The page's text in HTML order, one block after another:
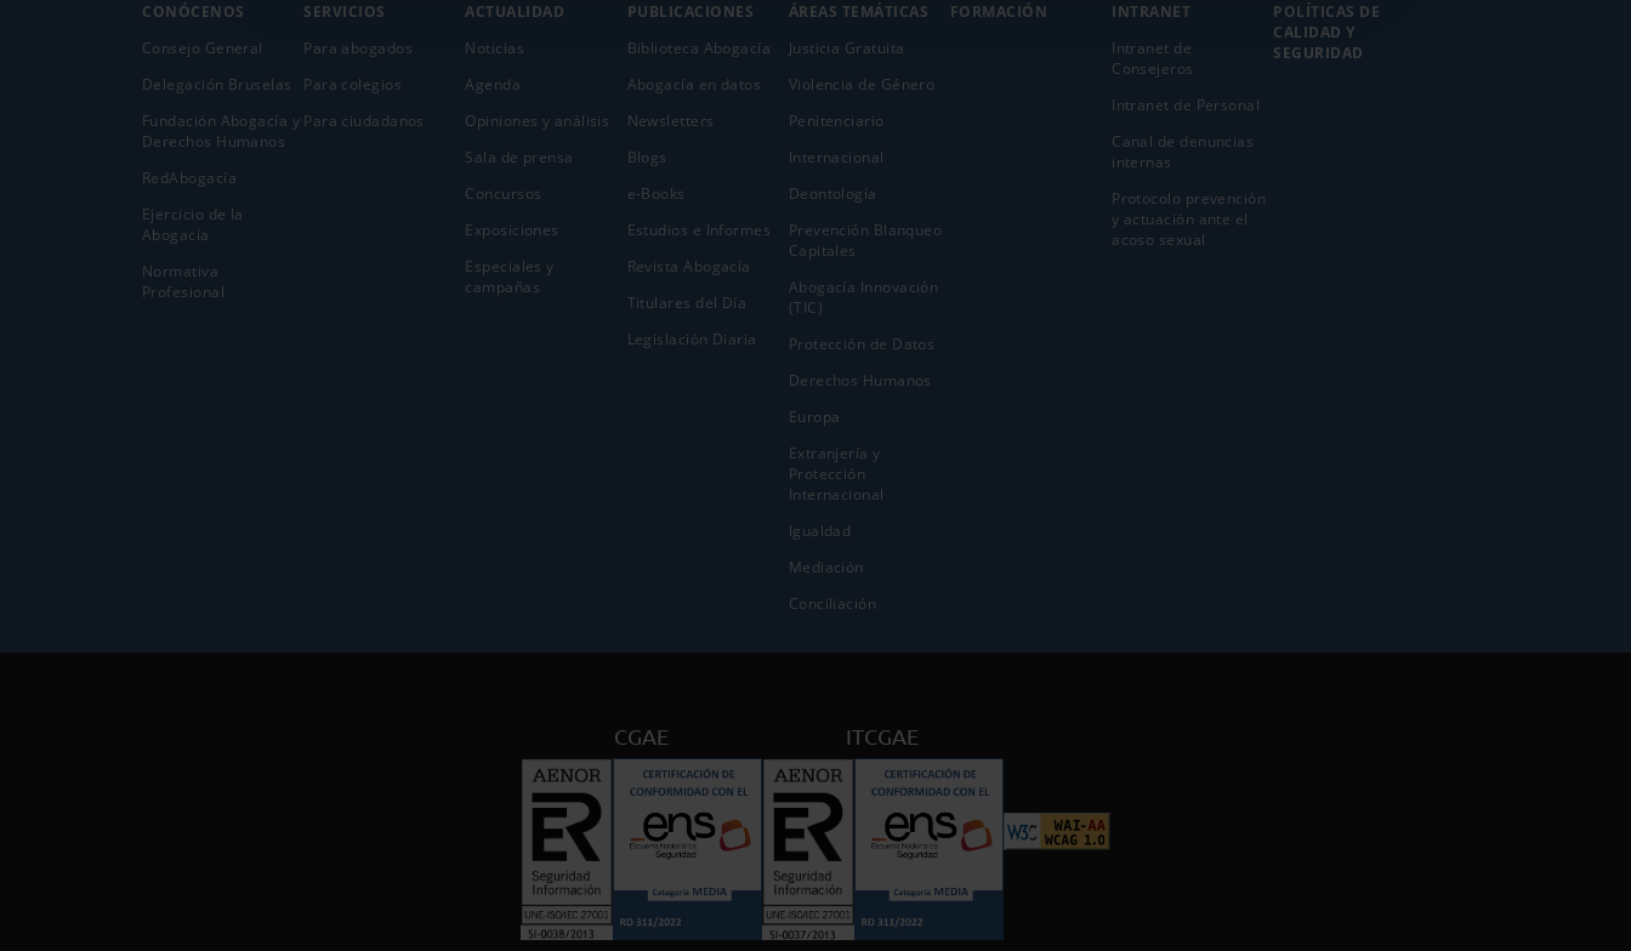
CONÓCENOS
Consejo General
Delegación Bruselas
Fundación Abogacía y
Derechos Humanos
RedAbogacía
Ejercicio de la
Abogací­a
Normativa
Profesional
SERVICIOS
Para abogados
Para colegios
Para ciudadanos
ACTUALIDAD
Noticias
Agenda
Opiniones y análisis
Sala de prensa
Concursos
Exposiciones
Especiales y
campañas
PUBLICACIONES
Biblioteca Abogacía
Abogacía en datos
Newsletters
Blogs
e-Books
Estudios e Informes
Revista Abogacía
Titulares del Día
Legislación Diaria
ÁREAS TEMÁTICAS
Justicia Gratuita
Violencia de Género
Penitenciario
Internacional
Deontología
Prevención Blanqueo
Capitales
Abogacía Innovación
(TIC)
Protección de Datos
Derechos Humanos
Europa
Extranjería y
Protección
Internacional
Igualdad
Mediación
Conciliación
FORMACIÓN
INTRANET
Intranet de
Consejeros
Intranet de Personal
Canal de denuncias
internas
Protocolo prevención
y actuación ante el
acoso sexual
POLÍTICAS DE
CALIDAD Y
SEGURIDAD
CGAE ITCGAE